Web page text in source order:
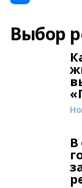
Выбор